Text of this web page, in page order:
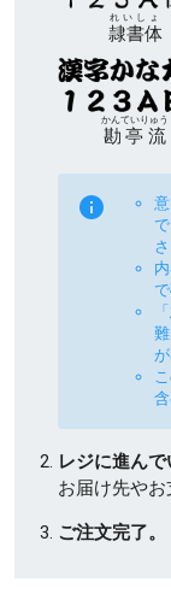
隷書体
れいしょ
勘亭流
かんていりゅう
さ
レジに進ん
お届け先やお
ご注文完了。